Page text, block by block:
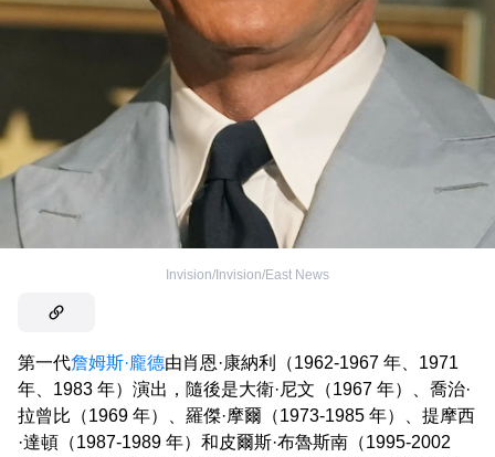
Invision/Invision/East News
第一代詹姆斯·龐德由肖恩·康納利（1962-1967 年、1971
年、1983 年）演出，隨後是大衛·尼文（1967 年）、喬治·
拉曾比（1969 年）、羅傑·摩爾（1973-1985 年）、提摩西
·達頓（1987-1989 年）和皮爾斯·布魯斯南（1995-2002